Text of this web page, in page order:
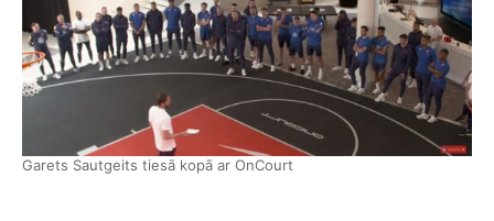
Garets Sautgeits tiesā kopā ar OnCourt